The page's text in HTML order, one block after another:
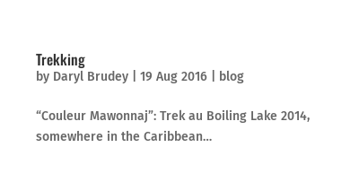
Trekking
by Daryl Brudey 19 Aug 2016 blog
“Couleur Mawonnaj”: Trek au Boiling Lake 2014,
somewhere in the Caribbean…